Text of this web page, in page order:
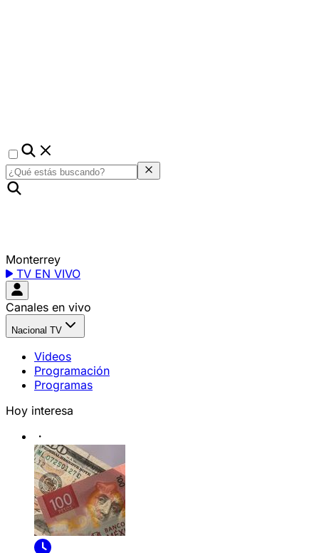
Monterrey
TV EN VIVO
Canales en vivo
Nacional TV
Videos
Programación
Programas
Hoy interesa